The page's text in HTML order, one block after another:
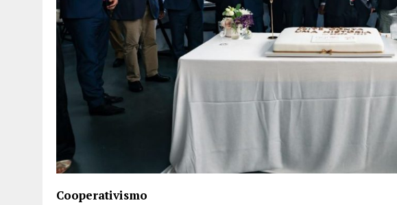
Cooperativismo